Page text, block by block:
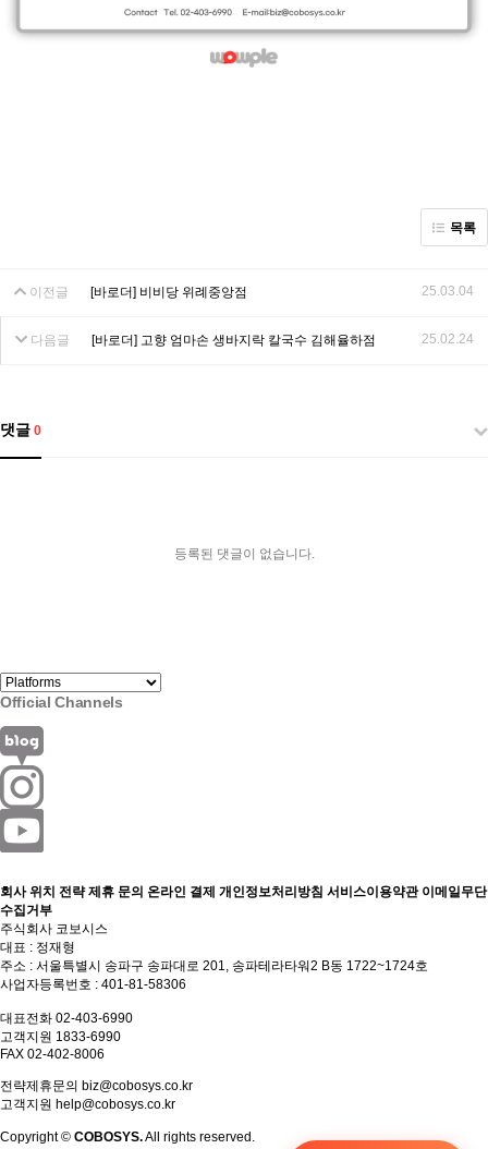
목록
이전글 [바로더] 비비당 위례중앙점 25.03.04
다음글 [바로더] 고향 엄마손 생바지락 칼국수 김해율하점 25.02.24
댓글 0
등록된 댓글이 없습니다.
Official Channels
회사 위치 전략 제휴 문의 온라인 결제 개인정보처리방침 서비스이용약관 이메일무단
수집거부
주식회사 코보시스
대표 : 정재형
주소 : 서울특별시 송파구 송파대로 201, 송파테라타워2 B동 1722~1724호
사업자등록번호 : 401-81-58306
대표전화 02-403-6990
고객지원 1833-6990
FAX 02-402-8006
전략제휴문의 biz@cobosys.co.kr
고객지원 help@cobosys.co.kr
Copyright © COBOSYS.All rights reserved.